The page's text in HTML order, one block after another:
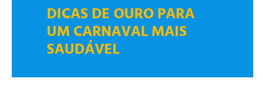
DICAS DE OURO PARA
UM CARNAVAL MAIS
SAUDÁVEL